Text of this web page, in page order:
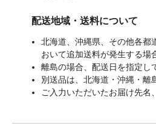
配送地域・送料について
北海道、沖縄県、その他各都
おいて追加送料が発生する場
離島の場合、配送日を指定し
別送品は、北海道・沖縄・離
ご入力いただいたお届け先